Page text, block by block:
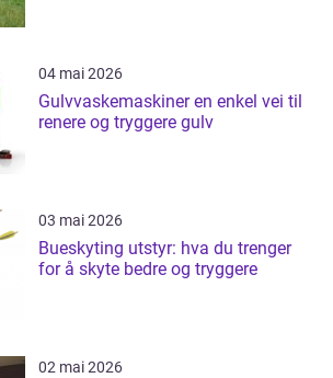
04 mai 2026
Gulvvaskemaskiner en enkel vei til
renere og tryggere gulv
03 mai 2026
Bueskyting utstyr: hva du trenger
for å skyte bedre og tryggere
02 mai 2026